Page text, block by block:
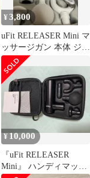
¥3,800
uFit RELEASER Mini マ
ッサージガン 本体 ジャ
ンク
¥10,000
『uFit RELEASER
Mini』 ハンディマッサ